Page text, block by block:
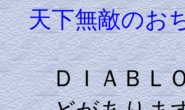
天下無敵のお
ＤＩＡＢＬ